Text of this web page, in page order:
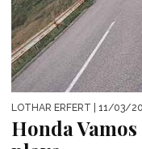
LOTHAR ERFERT | 11/03/
Honda